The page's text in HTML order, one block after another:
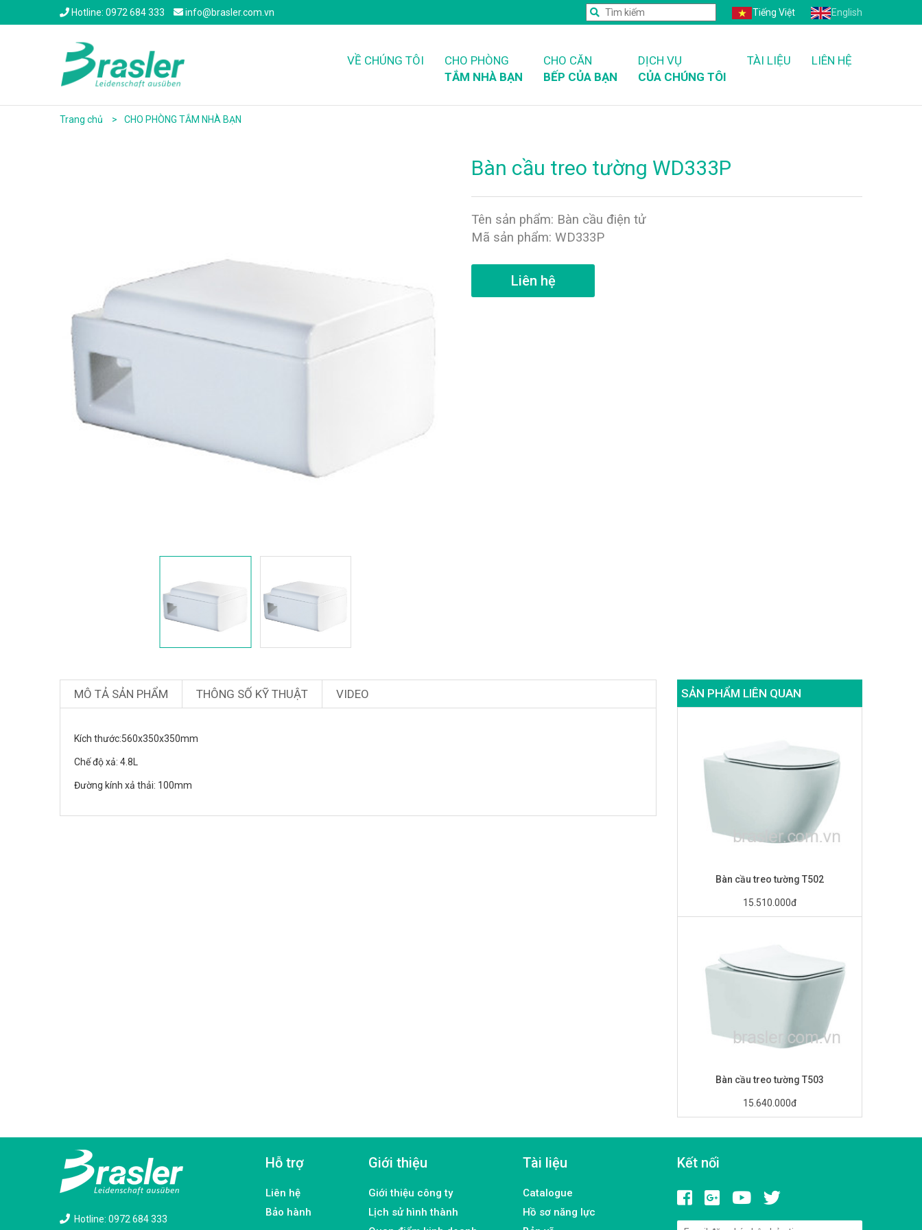
Hotline: 0972 684 333 info@brasler.com.vn Tiếng Việt English
VỀ CHÚNG TÔI
CHO PHÒNG
TẮM NHÀ BẠN
CHO CĂN
BẾP CỦA BẠN
DỊCH VỤ
CỦA CHÚNG TÔI
TÀI LIỆU LIÊN HỆ
Trang chủ CHO PHÒNG TẮM NHÀ BẠN
Bàn cầu treo tường WD333P
Tên sản phẩm: Bàn cầu điện tử
Mã sản phẩm: WD333P
Liên hệ
MÔ TẢ SẢN PHẨM THÔNG SỐ KỸ THUẬT VIDEO
Kích thước:560x350x350mm
Chế độ xả: 4.8L
Đường kính xả thải: 100mm
SẢN PHẨM LIÊN QUAN
Bàn cầu treo tường T502
15.510.000đ
Bàn cầu treo tường T503
15.640.000đ
Hotline: 0972 684 333
Hỗ trợ
Liên hệ
Bảo hành
Giới thiệu
Giới thiệu công ty
Lịch sử hình thành
Tài liệu
Catalogue
Hồ sơ năng lực
Kết nối